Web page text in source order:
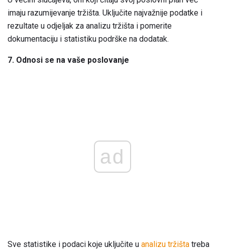
imaju razumijevanje tržišta. Uključite najvažnije podatke i
rezultate u odjeljak za analizu tržišta i pomerite
dokumentaciju i statistiku podrške na dodatak.
7. Odnosi se na vaše poslovanje
ad
Sve statistike i podaci koje uključite u analizu tržišta treba